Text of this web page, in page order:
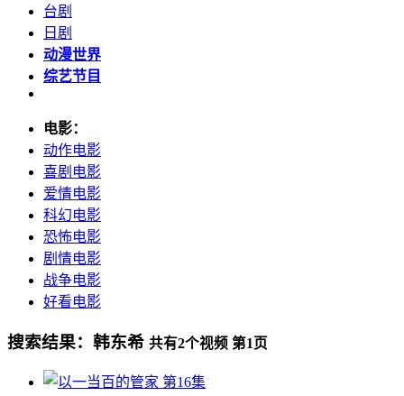
台剧
日剧
动漫世界
综艺节目
电影：
动作电影
喜剧电影
爱情电影
科幻电影
恐怖电影
剧情电影
战争电影
好看电影
搜索结果： 韩东希 共有2个视频 第1 页
第16集